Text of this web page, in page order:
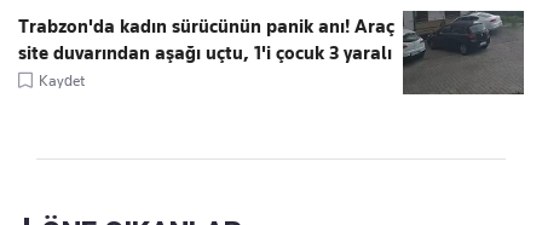
Trabzon'da kadın sürücünün panik anı! Araç
site duvarından aşağı uçtu, 1'i çocuk 3 yaralı
Kaydet